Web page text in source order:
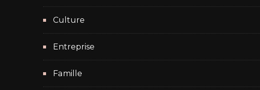
Culture
Entreprise
Famille